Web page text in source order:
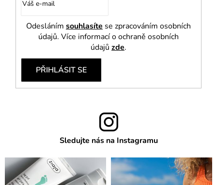
Odesláním souhlasíte se zpracováním osobních
údajů. Více informací o ochraně osobních
údajů zde.
PŘIHLÁSIT SE
Sledujte nás na Instagramu